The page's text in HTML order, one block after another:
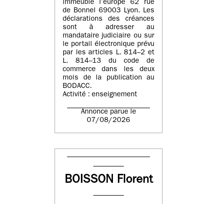
immeuble l’europe 62 rue
de Bonnel 69003 Lyon. Les
déclarations des créances
sont à adresser au
mandataire judiciaire ou sur
le portail électronique prévu
par les articles L. 814–2 et
L. 814–13 du code de
commerce dans les deux
mois de la publication au
BODACC.
Activité : enseignement
Annonce parue le
07/08/2026
BOISSON Florent